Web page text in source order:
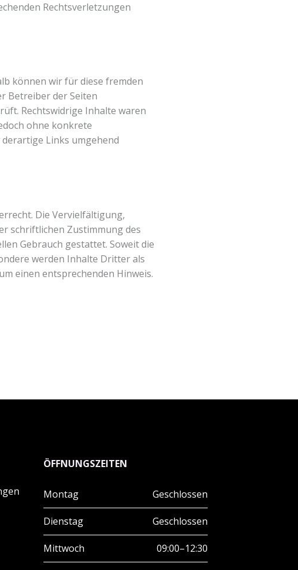
Rechtsverletzungen
können wir für diese fremden
Betreiber der Seiten
Rechtswidrige Inhalte waren
ohne konkrete
Links umgehend
Die Vervielfältigung,
schriftlichen Zustimmung des
Gebrauch gestattet. Soweit die
werden Inhalte Dritter als
einen entsprechenden Hinweis.
ÖFFNUNGSZEITEN
Montag Geschlossen
Dienstag Geschlossen
Mittwoch 09:00–12:30